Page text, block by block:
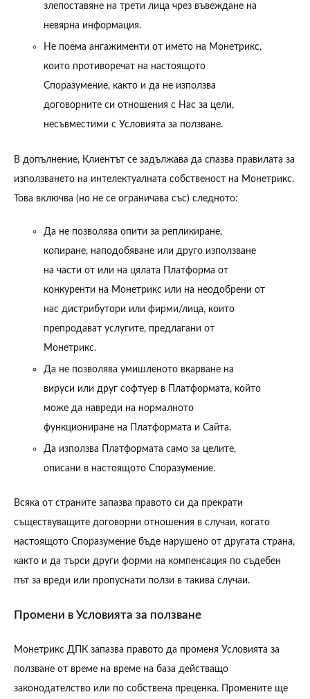
злепоставяне на трети лица чрез въвеждане на
невярна информация.
Не поема ангажименти от името на Монетрикс,
които противоречат на настоящото
Споразумение, както и да не използва
договорните си отношения с Нас за цели,
несъвместими с Условията за ползване.
В допълнение, Клиентът се задължава да спазва правилата за
използването на интелектуалната собственост на Монетрикс.
Това включва (но не се ограничава със) следното:
Да не позволява опити за репликиране,
копиране, наподобяване или друго използване
на части от или на цялата Платформа от
конкуренти на Монетрикс или на неодобрени от
нас дистрибутори или фирми/лица, които
препродават услугите, предлагани от
Монетрикс.
Да не позволява умишленото вкарване на
вируси или друг софтуер в Платформата, който
може да навреди на нормалното
функциониране на Платформата и Сайта.
Да използва Платформата само за целите,
описани в настоящото Споразумение.
Всяка от страните запазва правото си да прекрати
съществуващите договорни отношения в случаи, когато
настоящото Споразумение бъде нарушено от другата страна,
както и да търси други форми на компенсация по съдебен
път за вреди или пропуснати ползи в такива случаи.
Промени в Условията за ползване
Монетрикс ДПК запазва правото да променя Условията за
ползване от време на време на база действащо
законодателство или по собствена преценка. Промените ще